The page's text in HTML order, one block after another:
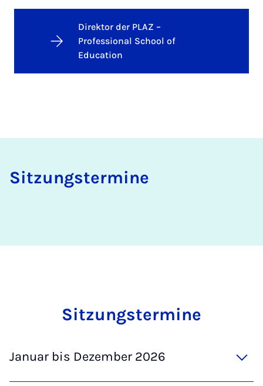
Direktor der PLAZ –
Professional School of
Education
Sitzungstermine
Sit­zungs­ter­mi­ne
Januar bis Dezember 2026